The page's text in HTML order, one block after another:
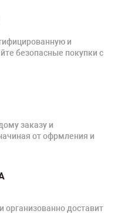
и
безопасные покупки с
заказу и
от офрмления и
организованно доставит